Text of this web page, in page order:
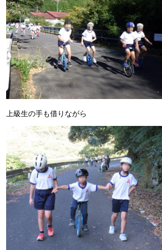
上級生の手も借りながら